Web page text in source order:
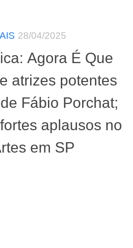
28/04/2025
Agora É Que
atrizes potentes
Fábio Porchat;
aplausos no
em SP